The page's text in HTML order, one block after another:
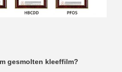
gesmolten kleeffilm?